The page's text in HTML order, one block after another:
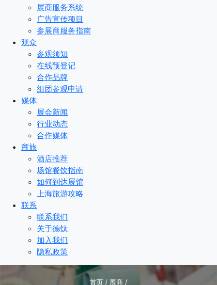
展商服务系统
广告宣传项目
参展商服务指南
观众
参观须知
在线预登记
合作品牌
组团参观申请
媒体
展会新闻
行业动态
合作媒体
商旅
酒店推荐
场馆餐饮指南
如何到达展馆
上海旅游攻略
联系
联系我们
关于德钛
加入我们
隐私政策
首页 / 展商 /